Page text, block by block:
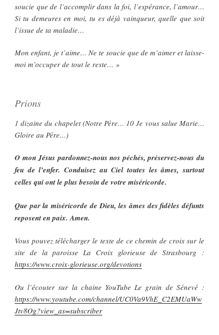
soucie que de l’accomplir dans la foi, l’espérance, l’amour…
Si tu demeures en moi, tu es déjà vainqueur, quelle que soit
l’issue de ta maladie…
Mon enfant, je t’aime… Ne te soucie que de m’aimer et laisse-
moi m’occuper de tout le reste… »
Prions
1 dizaine du chapelet (Notre Père… 10 Je vous salue Marie…
Gloire au Père…)
O mon Jésus pardonnez-nous nos péchés, préservez-nous du
feu de l’enfer. Conduisez au Ciel toutes les âmes, surtout
celles qui ont le plus besoin de votre miséricorde.
Que par la miséricorde de Dieu, les âmes des fidèles défunts
reposent en paix. Amen.
Vous pouvez télécharger le texte de ce chemin de croix sur le
site de la paroisse La Croix glorieuse de Strasbourg :
https://www.croix-glorieuse.org/devotions
Ou l’écouter sur la chaine YouTube Le grain de Sénevé :
https://www.youtube.com/channel/UC0Va9VhE_C2EMUaWw
Jtv8Og?view_as=subscriber